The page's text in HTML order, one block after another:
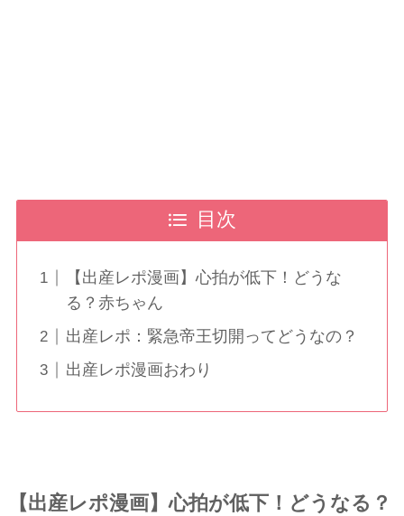
目次
【出産レポ漫画】心拍が低下！どうな
る？赤ちゃん
出産レポ：緊急帝王切開ってどうなの？
出産レポ漫画おわり
【出産レポ漫画】心拍が低下！どうなる？